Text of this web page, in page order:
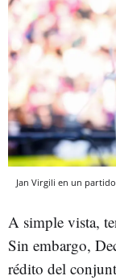
Jan Virgili en un
A simple vista,
Sin embargo,
rédito del